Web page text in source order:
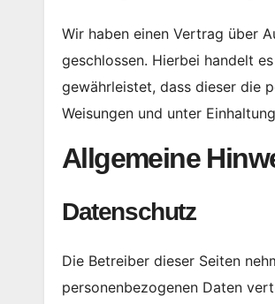
Wir haben einen Vertrag über
geschlossen. Hierbei handelt
gewährleistet, dass dieser die
Weisungen und unter
Allgemeine
Datenschutz
Die Betreiber dieser Seiten
personenbezogenen Daten